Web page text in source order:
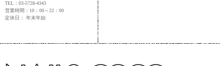
TEL：03-5728-4343
営業時間：10：00～22：00
定休日： 年末年始